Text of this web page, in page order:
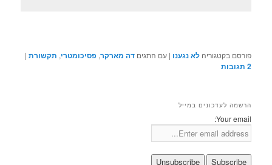
פורסם בקטגוריה לא נגענו |עם התגים דה מארקר,פסיכומטרי, תקשורת |
2 תגובות
הרשמה לעדכונים במייל
Your email: